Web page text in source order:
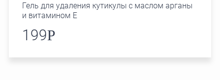
Гель для удаления кутикулы с маслом арганы
и витамином Е
199Р